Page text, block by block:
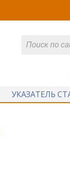
УКАЗАТЕЛЬ